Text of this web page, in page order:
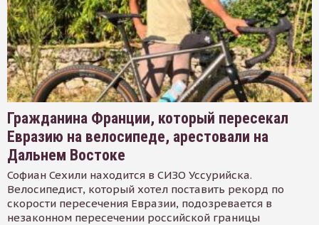
Гражданина Франции, который пересекал
Евразию на велосипеде, арестовали на
Дальнем Востоке
Софиан Сехили находится в СИЗО Уссурийска.
Велосипедист, который хотел поставить рекорд по
скорости пересечения Евразии, подозревается в
незаконном пересечении российской границы